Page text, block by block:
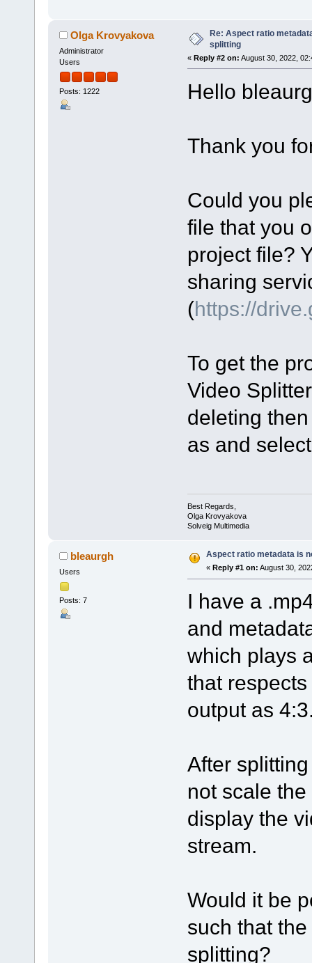
Olga Krovyakova
Administrator
Users
Posts: 1222
Re: Aspect ratio
splitting
« Reply #2 on: August 30, 2022,
Hello
Thank you
Could you
file that you
project file?
sharing
(https://
To get the
Video
deleting
as and
Best Regards,
Olga Krovyakova
Solveig Multimedia
bleaurgh
Users
Posts: 7
Aspect ratio metadata is
« Reply #1 on: August 30,
I have a
and
which plays
that
output as
After
not scale
display the
stream.
Would it be
such that
splitting?